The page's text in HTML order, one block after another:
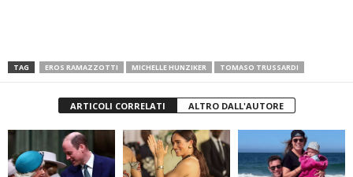
TAG EROS RAMAZZOTTI MICHELLE HUNZIKER TOMASO TRUSSARDI
ARTICOLI CORRELATI ALTRO DALL'AUTORE